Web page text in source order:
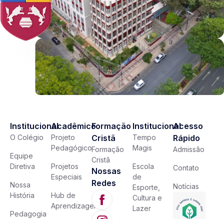
Institucional
O Colégio
Equipe
Diretiva
Nossa
História
Pedagogia
Acadêmico
Projeto
Pedagógico
Projetos
Especiais
Hub de
Aprendizagem
Formação
Cristã
Formação
Cristã
Nossas
Redes
Institucional
Tempo
Magis
Escola
de
Esporte,
Cultura e
Lazer
Acesso
Rápido
Admissão
Contato
Notícias